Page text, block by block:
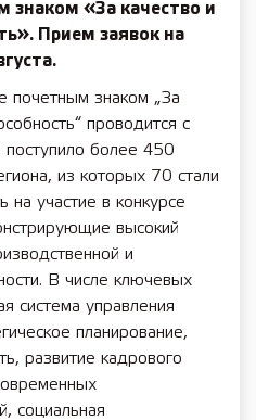
«За качество и
Прием заявок на
почетным знаком „За
проводится с
более 450
из которых 70 стали
на участие в конкурсе
высокий
и
В числе ключевых
система управления
планирование,
развитие кадрового
социальная